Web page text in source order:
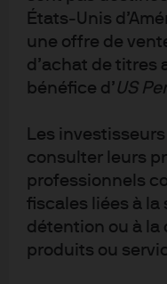
États‑Unis
une offre de
d’achat de titres
bénéfice d’ US
Les
consulter leurs
professionnels
fiscales liées à
détention ou à la
produits ou
Cette
ou de céder un
intérêt y afférent.
des informations
sera prise à l'entière
analyses
des recherches
Management, qui a
fins. Les résultats de